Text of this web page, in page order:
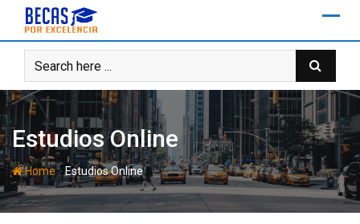
content
Estudios Online
Home-Estudios Online